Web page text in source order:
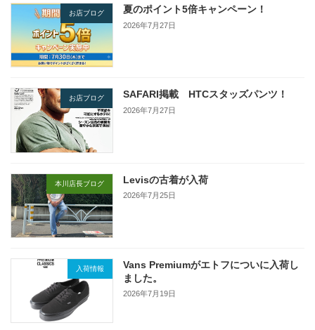
お店ブログ 夏のポイント5倍キャンペーン！
2026年7月27日
お店ブログ SAFARI掲載 HTCスタッズパンツ！
2026年7月27日
本川店長ブログ Levisの古着が入荷
2026年7月25日
入荷情報
Vans Premiumがエトフについに入荷し
ました。
2026年7月19日